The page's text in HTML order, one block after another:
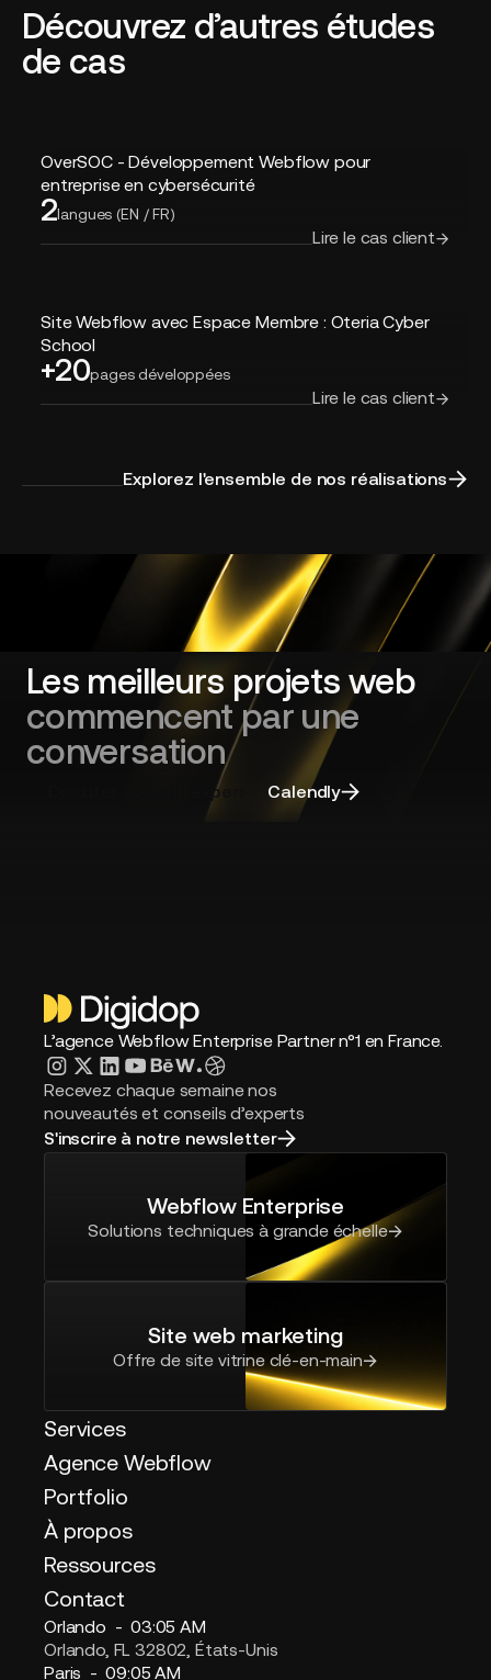
Découvrez d’autres études
de cas
OverSOC - Développement Webflow pour
entreprise en cybersécurité
2langues (EN / FR)
Lire le cas client
OverSOC
-
Développement
cybersécurité
Site Webflow avec Espace Membre : Oteria Cyber
School
+20pages développées
Lire le cas client
Site
Webflow
avec
Cyber
Explorez l'ensemble de nos réalisations
Les meilleurs projets web
commencent par une
conversation
Discuter avec un expert Calendly
L’agence Webflow Enterprise Partner n°1 en France.
Recevez chaque semaine nos
nouveautés et conseils d’experts
S'inscrire à notre newsletter
Webflow Enterprise
Solutions techniques à grande échelle
Site web marketing
Offre de site vitrine clé-en-main
Services
Agence Webflow
Portfolio
À propos
Ressources
Contact
Orlando -03:05 AM
Orlando, FL 32802, États-Unis
Paris -09:05 AM